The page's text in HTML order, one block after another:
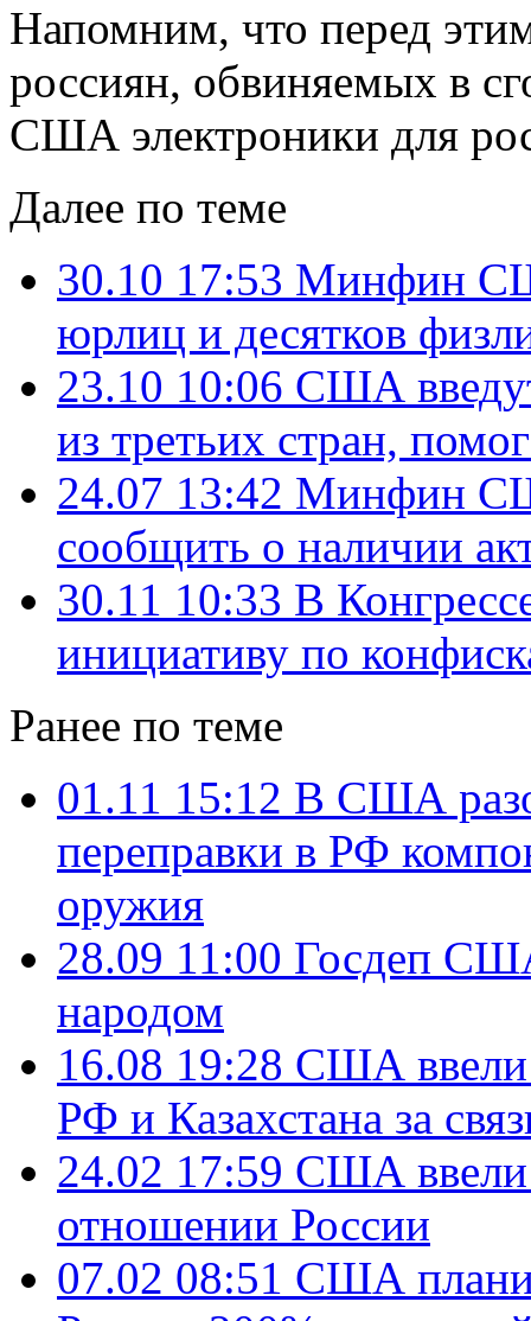
Напомним, что перед
россиян, обвиняемых в
США электроники для
Далее по теме
30.10 17:53 Минфин
юрлиц и десятков
23.10 10:06 США
из третьих стран,
24.07 13:42 Минфин
сообщить о наличии
30.11 10:33 В
инициативу по
Ранее по теме
01.11 15:12 В США
переправки в РФ
оружия
28.09 11:00 Госдеп
народом
16.08 19:28 США ввели
РФ и Казахстана за
24.02 17:59 США ввели
отношении России
07.02 08:51 США